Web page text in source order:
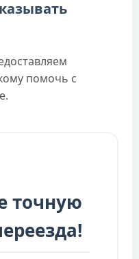
помочь с
точную